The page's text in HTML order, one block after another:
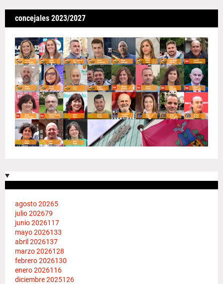
concejales 2023/2027
agosto 20265
julio 202679
junio 2026117
mayo 2026133
abril 2026137
marzo 2026128
febrero 2026130
enero 2026116
diciembre 2025126